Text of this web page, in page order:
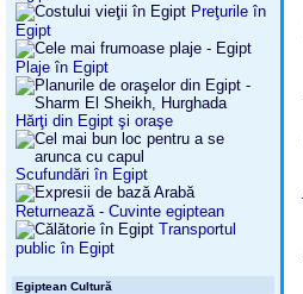
Preţurile în
Egipt
Plaje în Egipt
Hărţi din Egipt şi oraşe
Scufundări în Egipt
Returnează - Cuvinte egiptean
Transportul
public în Egipt
Egiptean Cultură